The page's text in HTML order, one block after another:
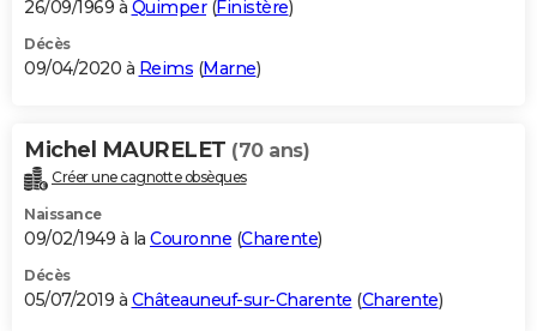
26/09/1969 à Quimper(Finistère)
Décès
09/04/2020 à Reims (Marne)
Michel MAURELET (70 ans)
Créer une cagnotte obsèques
Naissance
09/02/1949 à la Couronne (Charente)
Décès
05/07/2019 à Châteauneuf-sur-Charente (Charente)